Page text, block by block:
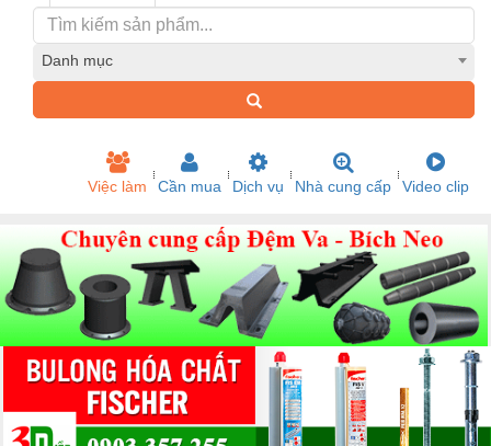
Danh mục
Việc làm Cần mua Dịch vụ Nhà cung cấp Video clip